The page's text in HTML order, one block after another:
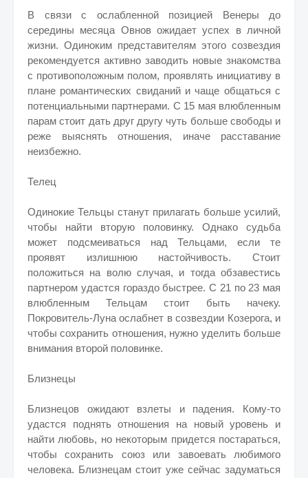
В связи с ослабленной позицией Венеры до
середины месяца Овнов ожидает успех в личной
жизни. Одиноким представителям этого созвездия
рекомендуется активно заводить новые знакомства
с противоположным полом, проявлять инициативу в
плане романтических свиданий и чаще общаться с
потенциальными партнерами. С 15 мая влюбленным
парам стоит дать друг другу чуть больше свободы и
реже выяснять отношения, иначе расставание
неизбежно.
Телец
Одинокие Тельцы станут прилагать больше усилий,
чтобы найти вторую половинку. Однако судьба
может подсмеиваться над Тельцами, если те
проявят излишнюю настойчивость. Стоит
положиться на волю случая, и тогда обзавестись
партнером удастся гораздо быстрее. С 21 по 23 мая
влюбленным Тельцам стоит быть начеку.
Покровитель-Луна ослабнет в созвездии Козерога, и
чтобы сохранить отношения, нужно уделить больше
внимания второй половинке.
Близнецы
Близнецов ожидают взлеты и падения. Кому-то
удастся поднять отношения на новый уровень и
найти любовь, но некоторым придется постараться,
чтобы сохранить союз или завоевать любимого
человека. Близнецам стоит уже сейчас задуматься